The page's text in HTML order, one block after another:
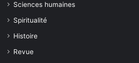
Sciences humaines
Spiritualité
Histoire
Revue